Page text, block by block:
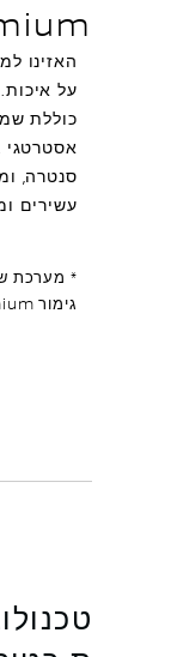
האזינו
כוללת
אסטרטגי
סנטרה,
עשירים
גימור Premium בלבד.